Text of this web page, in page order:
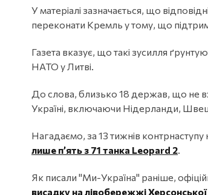
У матеріалі зазначається, що
переконати Кремль у тому, що
Газета вказує, що такі зусилля
НАТО у Литві.
До слова, близько 18 держав, що не
Україні, включаючи Нідерланди,
Нагадаємо, за 13 тижнів контрнаступу
лише п’ять з 71 танка Leopard 2.
Як писали "Ми-Україна" раніше,
висадку на лівобережжі Херсонської